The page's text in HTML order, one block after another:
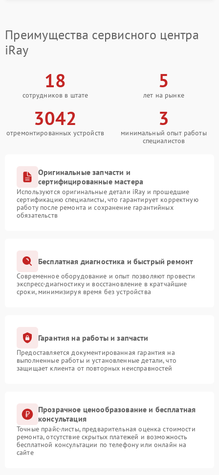
Преимущества сервисного центра
iRay
18
сотрудников в штате
5
лет на рынке
3042
отремонтированных устройств
3
минимальный опыт работы
специалистов
Оригинальные запчасти и
сертифицированные мастера
Используются оригинальные детали iRay и прошедшие
сертификацию специалисты, что гарантирует корректную
работу после ремонта и сохранение гарантийных
обязательств
Бесплатная диагностика и быстрый ремонт
Современное оборудование и опыт позволяют провести
экспресс-диагностику и восстановление в кратчайшие
сроки, минимизируя время без устройства
Гарантия на работы и запчасти
Предоставляется документированная гарантия на
выполненные работы и установленные детали, что
защищает клиента от повторных неисправностей
Прозрачное ценообразование и бесплатная
консультация
Точные прайс-листы, предварительная оценка стоимости
ремонта, отсутствие скрытых платежей и возможность
бесплатной консультации по телефону или онлайн на
сайте